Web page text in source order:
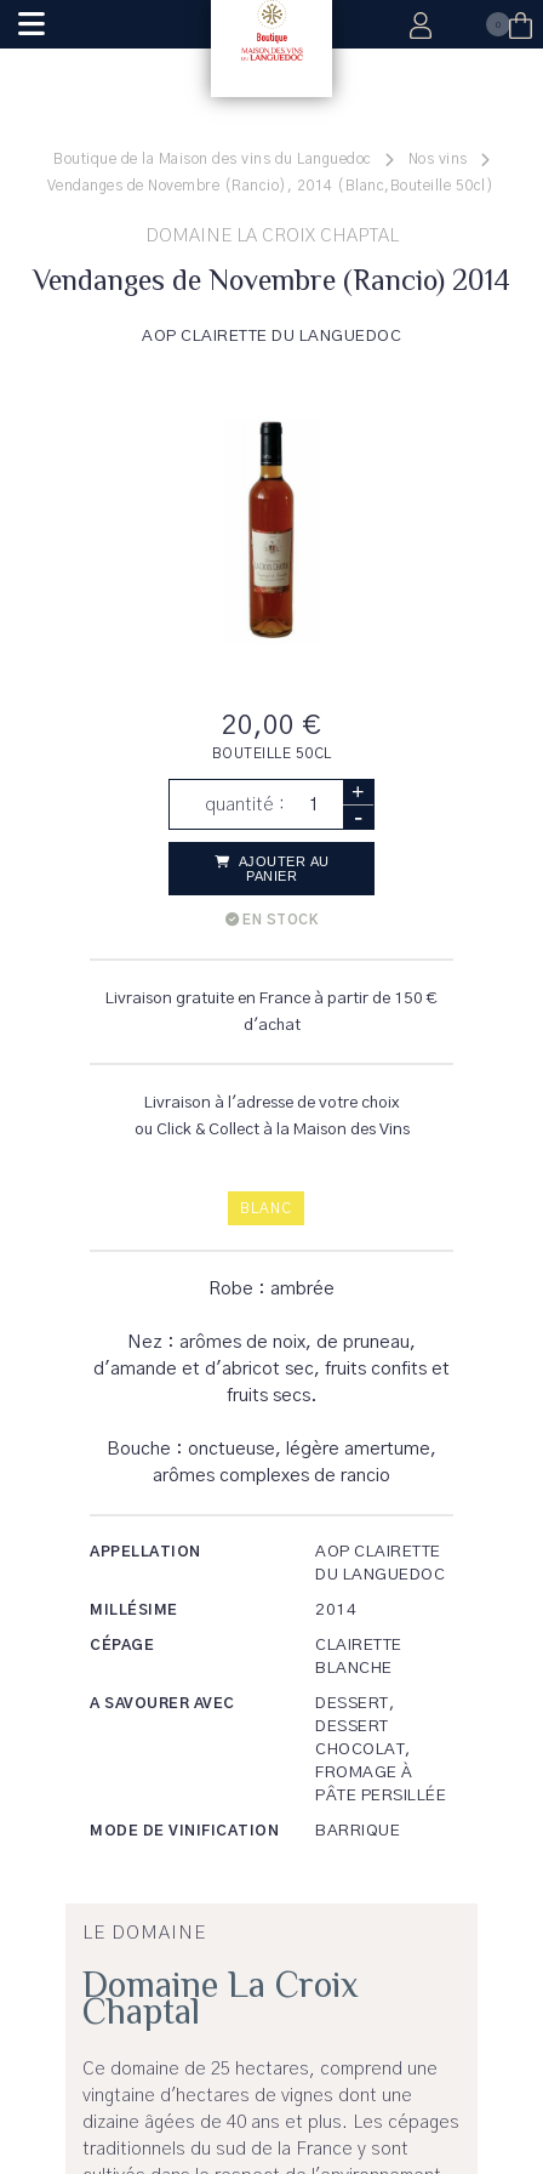
0
Boutique de la Maison des vins du Languedoc
Nos vins
Vendanges de Novembre (Rancio), 2014 (Blanc,Bouteille 50cl)
DOMAINE LA CROIX CHAPTAL
Vendanges de Novembre (Rancio) 2014
AOP CLAIRETTE DU LANGUEDOC
20,00 €
BOUTEILLE 50CL
quantité : +
-
AJOUTER AU
PANIER
EN STOCK
Livraison gratuite en France à partir de 150 €
d'achat
Livraison à l'adresse de votre choix
ou Click & Collect à la Maison des Vins
BLANC
Robe : ambrée
Nez : arômes de noix, de pruneau,
d'amande et d'abricot sec, fruits confits et
fruits secs.
Bouche : onctueuse, légère amertume,
arômes complexes de rancio
APPELLATION
AOP CLAIRETTE
DU LANGUEDOC
MILLÉSIME 2014
CÉPAGE
CLAIRETTE
BLANCHE
A SAVOURER AVEC
DESSERT,
DESSERT
CHOCOLAT,
FROMAGE À
PÂTE PERSILLÉE
MODE DE VINIFICATION BARRIQUE
LE DOMAINE
Domaine La Croix
Chaptal
Ce domaine de 25 hectares, comprend une
vingtaine d'hectares de vignes dont une
dizaine âgées de 40 ans et plus. Les cépages
traditionnels du sud de la France y sont